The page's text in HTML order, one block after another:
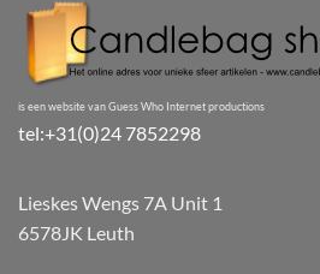
is een website van Guess Who Internet productions
tel:+31(0)24 7852298
Lieskes Wengs 7A Unit 1
6578JK Leuth